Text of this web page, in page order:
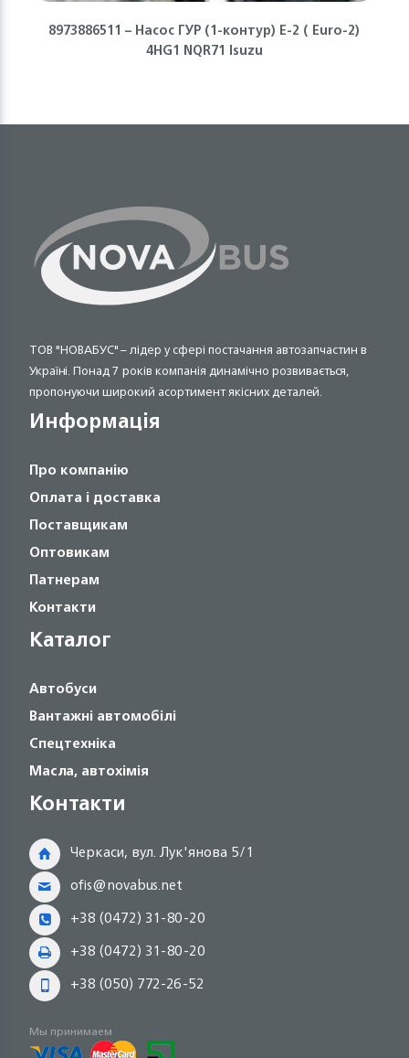
8973886511 – Насос ГУР (1-контур) Е-2 ( Euro-2)
4HG1 NQR71 Isuzu
ТОВ "НОВАБУС" – лідер у сфері постачання автозапчастин в
Україні. Понад 7 років компанія динамічно розвивається,
пропонуючи широкий асортимент якісних деталей.
Информація
Про компанію
Оплата і доставка
Поставщикам
Оптовикам
Патнерам
Контакти
Каталог
Автобуси
Вантажні автомобілі
Спецтехніка
Масла, автохімія
Контакти
Черкаси, вул. Лук'янова 5/1
ofis@novabus.net
+38 (0472) 31-80-20
+38 (0472) 31-80-20
+38 (050) 772-26-52
Мы принимаем